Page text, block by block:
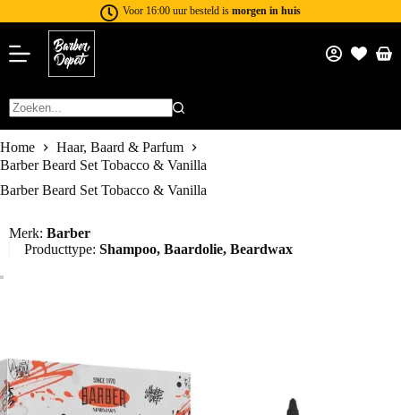
Voor 16:00 uur besteld is morgen in huis
Home
Haar, Baard & Parfum
Barber Beard Set Tobacco & Vanilla
Barber Beard Set Tobacco & Vanilla
Merk: Barber
Producttype: Shampoo, Baardolie, Beardwax